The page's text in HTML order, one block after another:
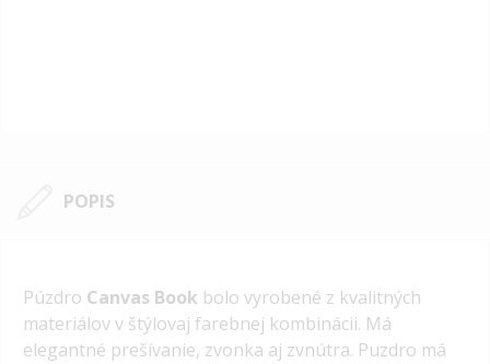
POPIS
Púzdro Canvas Book bolo vyrobené z kvalitných
materiálov v štýlovaj farebnej kombinácii. Má
elegantné prešívanie, zvonka aj zvnútra. Puzdro má